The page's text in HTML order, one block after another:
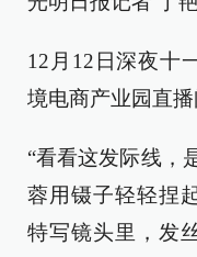
12月12日深夜十
境电商产业园直播
“看看这发际线，
蓉用镊子轻轻捏
特写镜头里，发